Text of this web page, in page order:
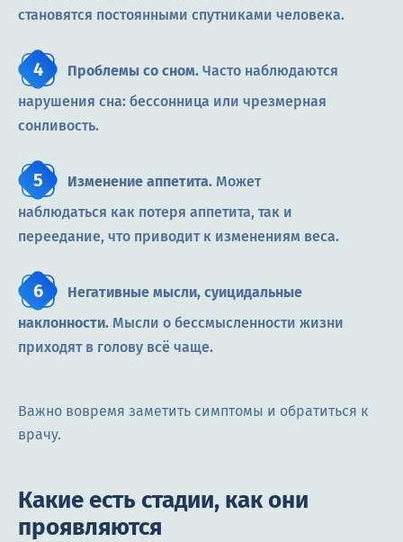
становятся постоянными спутниками человека.
Проблемы со сном. Часто наблюдаются
нарушения сна: бессонница или чрезмерная
сонливость.
Изменение аппетита. Может
наблюдаться как потеря аппетита, так и
переедание, что приводит к изменениям веса.
Негативные мысли, суицидальные
наклонности. Мысли о бессмысленности жизни
приходят в голову всё чаще.
Важно вовремя заметить симптомы и обратиться к
врачу.
Какие есть стадии, как они
проявляются